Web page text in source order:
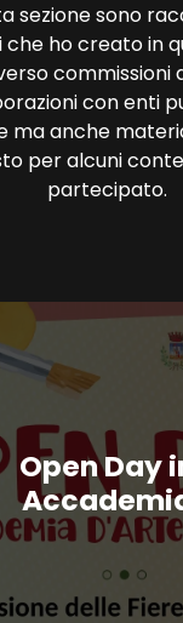
sezione sono
che ho creato in
commissioni
con enti
ma anche
per alcuni
partecipato.
Open Day